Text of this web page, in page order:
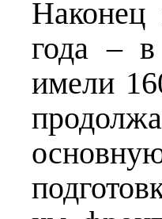
Наконец
года –
имели